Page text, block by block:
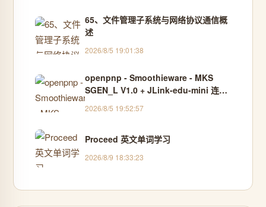
65、文件管理子系统与网络协议通信概
述
2026/8/5 19:01:38
openpnp - Smoothieware - MKS
SGEN_L V1.0 + JLink-edu-mini 连接
2026/8/5 19:52:57
Proceed 英文单词学习
2026/8/9 18:33:23